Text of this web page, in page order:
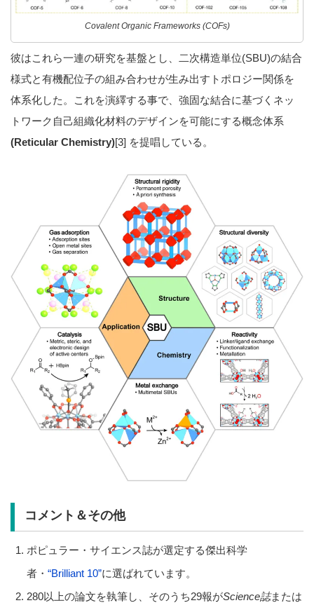
Covalent Organic Frameworks (COFs)
彼はこれら一連の研究を基盤とし、二次構造単位(SBU)の結合
様式と有機配位子の組み合わせが生み出すトポロジー関係を
体系化した。これを演繹する事で、強固な結合に基づくネッ
トワーク自己組織化材料のデザインを可能にする概念体系
(Reticular Chemistry)[3] を提唱している。
コメント＆その他
ポピュラー・サイエンス誌が選定する傑出科学
者・ “Brilliant 10”に選ばれています。
280以上の論文を執筆し、そのうち29報がScience誌または